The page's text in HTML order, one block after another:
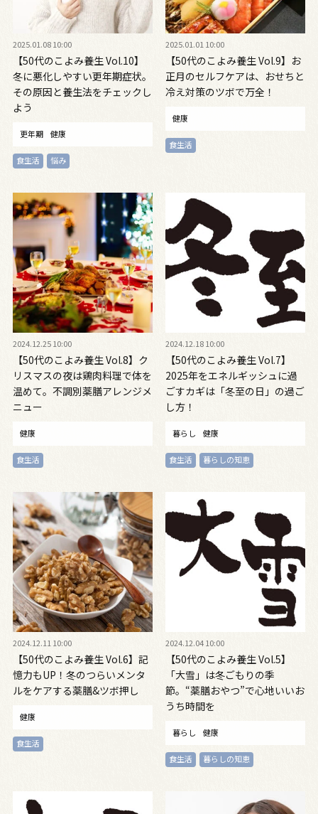
2025.01.08 10:00
【50代のこよみ養生 Vol.10】
冬に悪化しやすい更年期症状。
その原因と養生法をチェックし
よう
更年期 健康
食生活 悩み
2025.01.01 10:00
【50代のこよみ養生 Vol.9】お
正月のセルフケアは、おせちと
冷え対策のツボで万全！
健康
食生活
2024.12.25 10:00
【50代のこよみ養生 Vol.8】ク
リスマスの夜は鶏肉料理で体を
温めて。不調別薬膳アレンジメ
ニュー
健康
食生活
2024.12.18 10:00
【50代のこよみ養生 Vol.7】
2025年をエネルギッシュに過
ごすカギは「冬至の日」の過ご
し方！
暮らし 健康
食生活 暮らしの知恵
2024.12.11 10:00
【50代のこよみ養生 Vol.6】記
憶力もUP！冬のつらいメンタ
ルをケアする薬膳&ツボ押し
健康
食生活
2024.12.04 10:00
【50代のこよみ養生 Vol.5】
「大雪」は冬ごもりの季
節。“薬膳おやつ”で心地いいお
うち時間を
暮らし 健康
食生活 暮らしの知恵